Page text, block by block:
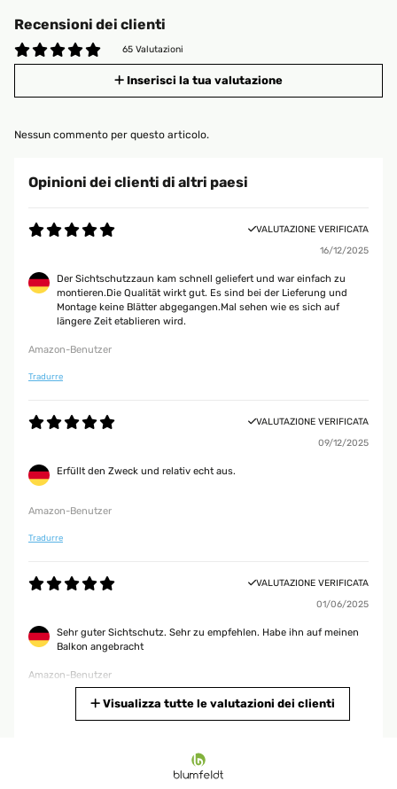
Recensioni dei clienti
65 Valutazioni
Inserisci la tua valutazione
Nessun commento per questo articolo.
Opinioni dei clienti di altri paesi
VALUTAZIONE VERIFICATA
16/12/2025
Der Sichtschutzzaun kam schnell geliefert und war einfach zu
montieren.Die Qualität wirkt gut. Es sind bei der Lieferung und
Montage keine Blätter abgegangen.Mal sehen wie es sich auf
längere Zeit etablieren wird.
Amazon-Benutzer
Tradurre
VALUTAZIONE VERIFICATA
09/12/2025
Erfüllt den Zweck und relativ echt aus.
Amazon-Benutzer
Tradurre
VALUTAZIONE VERIFICATA
01/06/2025
Sehr guter Sichtschutz. Sehr zu empfehlen. Habe ihn auf meinen
Balkon angebracht
Amazon-Benutzer
Visualizza tutte le valutazioni dei clienti